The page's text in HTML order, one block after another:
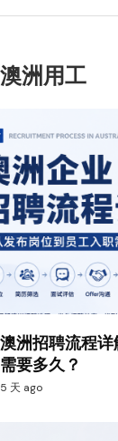
澳洲用工
澳洲招聘流程
需要多久？
5 天 ago